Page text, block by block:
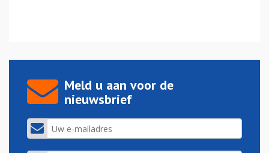
Meld u aan voor de
nieuwsbrief